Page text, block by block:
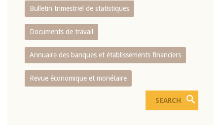
Bulletin trimestriel de statistiques
Documents de travail
Annuaire des banques et établissements financiers
Revue économique et monétaire